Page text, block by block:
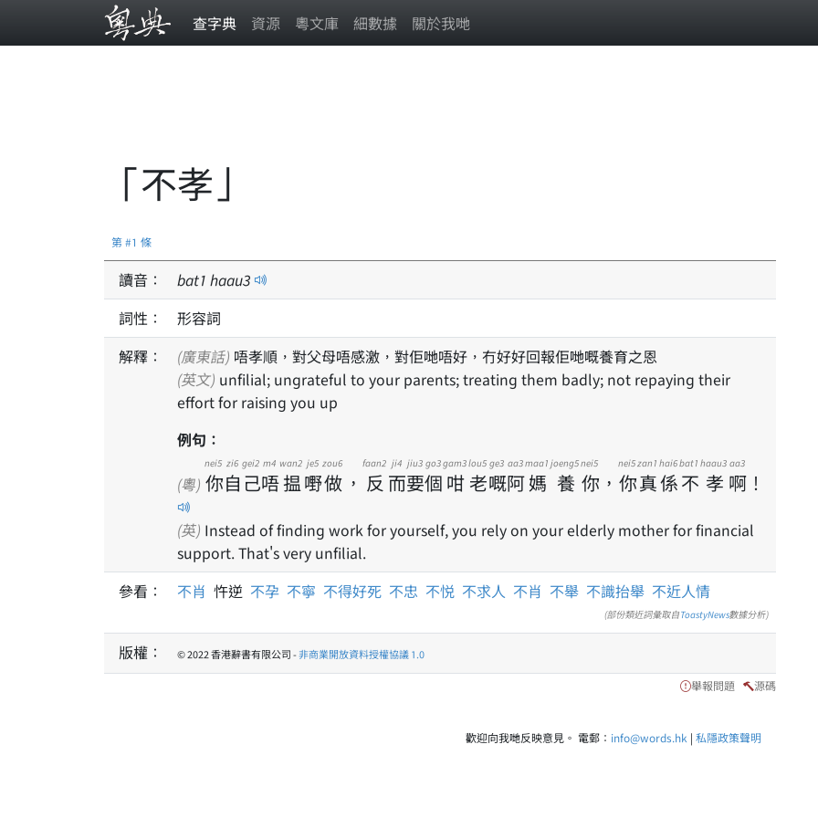
查字典 資源 粵文庫 細數據 關於我哋
「不孝」
第 #1 條
讀音： bat1 haau3
詞性：
形容詞
解釋：
(廣東話) 唔孝順，對父母唔感激，對佢哋唔好，冇好好回報佢哋嘅養育之恩
(英文)
effort for raising you up
例句：
(粵) 你
nei5
自
zi6
己
gei2
唔
m4
揾
wan2
嘢
je5
做
zou6
， 反
faan2
而
ji4
要
jiu3
個
go3
咁
gam3
老
lou5
嘅
ge3
阿
aa3
媽
maa1
養
joeng5
你
nei5
， 你
nei5
真
zan1
係
hai6
不
bat1
孝
haau3
啊
aa3
！
(英) Instead of finding work for yourself, you rely on your elderly mother for financial
support. That's very unfilial.
參看：
不肖 忤逆 不孕 不寧 不得好死 不忠 不悦 不求人 不肖 不舉 不識抬舉 不近人情
(部份類近詞彙取自ToastyNews數據分析)
版權： © 2022 香港辭書有限公司 -非商業開放資料授權協議 1.0
舉報問題 源碼
歡迎向我哋反映意見。 電郵： info@words.hk | 私隱政策聲明